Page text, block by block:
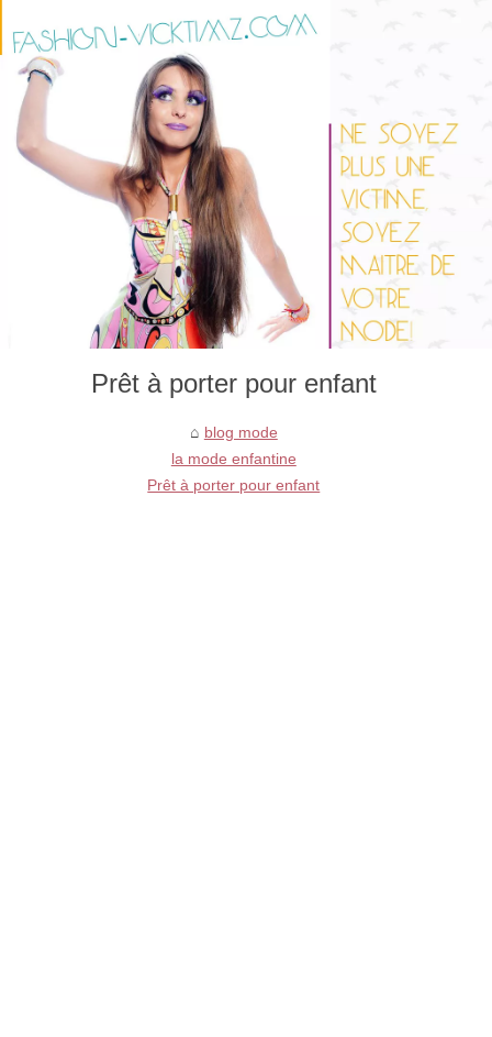
Prêt à porter pour enfant
blog mode
la mode enfantine
Prêt à porter pour enfant